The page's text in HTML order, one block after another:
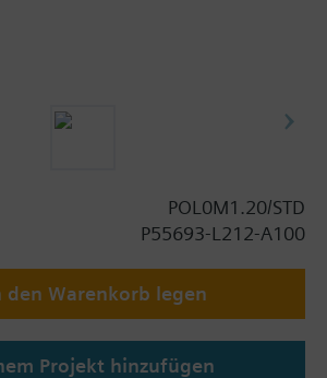
POL0M1.20/STD
P55693-L212-A100
den Warenkorb legen
Projekt hinzufügen